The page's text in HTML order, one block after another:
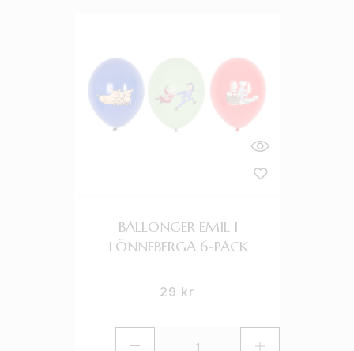
BALLONGER EMIL I
LÖNNEBERGA 6-PACK
29 kr